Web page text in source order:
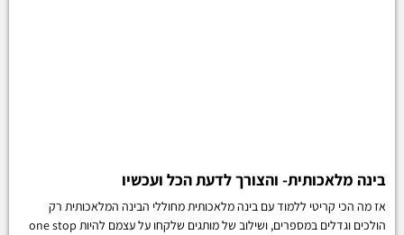
בינה מלאכותית- והצורך לדעת הכל ועכשיו
אז מה הכי קריטי ללמוד עם בינה מלאכותית מחוללי הבינה המלאכותית רק
הולכים וגדלים במספרים, ושילוב של מותגים שלקחו על עצמם להיות one stop